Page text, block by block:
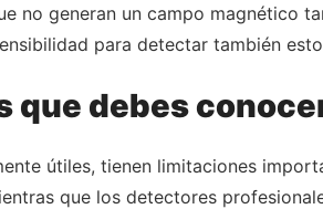
no generan un campo magnético
para detectar también
que debes
útiles, tienen limitaciones
que los detectores